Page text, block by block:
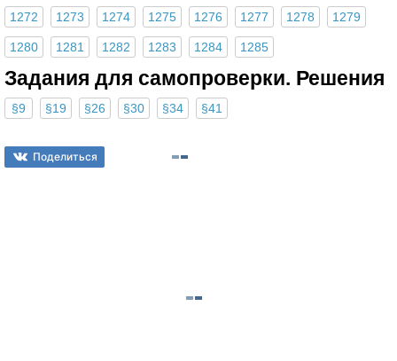
1272 1273 1274 1275 1276 1277 1278 1279
1280 1281 1282 1283 1284 1285
Задания для самопроверки. Решения
§9 §19 §26 §30 §34 §41
Поделиться